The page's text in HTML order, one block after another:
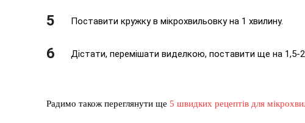
Поставити кружку в мікрохвильовку на 1 хвилину.
Дістати, перемішати виделкою, поставити ще на 1,5-
Радимо також переглянути ще 5 швидких рецептів для